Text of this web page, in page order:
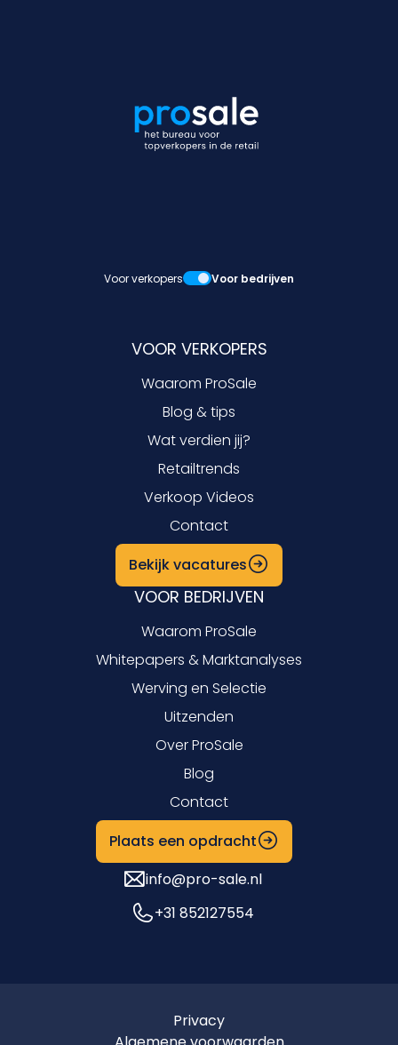
Voor verkopers Voor bedrijven
VOOR VERKOPERS
Waarom ProSale
Blog & tips
Wat verdien jij?
Retailtrends
Verkoop Videos
Contact
Bekijk vacatures
VOOR BEDRIJVEN
Waarom ProSale
Whitepapers & Marktanalyses
Werving en Selectie
Uitzenden
Over ProSale
Blog
Contact
Plaats een opdracht
info@pro-sale.nl
+31 852127554
Privacy